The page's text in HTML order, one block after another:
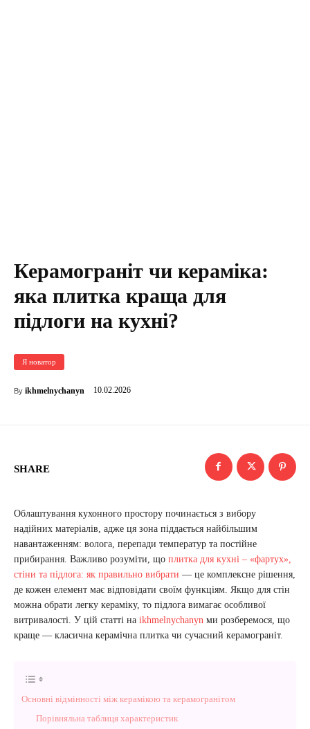
Керамограніт чи кераміка:
яка плитка краща для
підлоги на кухні?
Я новатор
By ikhmelnychanyn 10.02.2026
SHARE
Облаштування кухонного простору починається з вибору
надійних матеріалів, адже ця зона піддається найбільшим
навантаженням: волога, перепади температур та постійне
прибирання. Важливо розуміти, що плитка для кухні – «фартух»,
стіни та підлога: як правильно вибрати — це комплексне рішення,
де кожен елемент має відповідати своїм функціям. Якщо для стін
можна обрати легку кераміку, то підлога вимагає особливої
витривалості. У цій статті на ikhmelnychanyn ми розберемося, що
краще — класична керамічна плитка чи сучасний керамограніт.
Основні відмінності між керамікою та керамогранітом
Порівняльна таблиця характеристик